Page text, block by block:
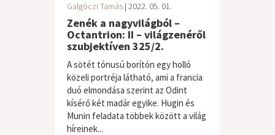
Galgóczi Tamás | 2022. 05. 01.
Zenék a nagyvilágból –
Octantrion: II – világzenéről
szubjektíven 325/2.
A sötét tónusú borítón egy holló
közeli portréja látható, ami a francia
duó elmondása szerint az Odint
kísérő két madár egyike. Hugin és
Munin feladata többek között a világ
híreinek...